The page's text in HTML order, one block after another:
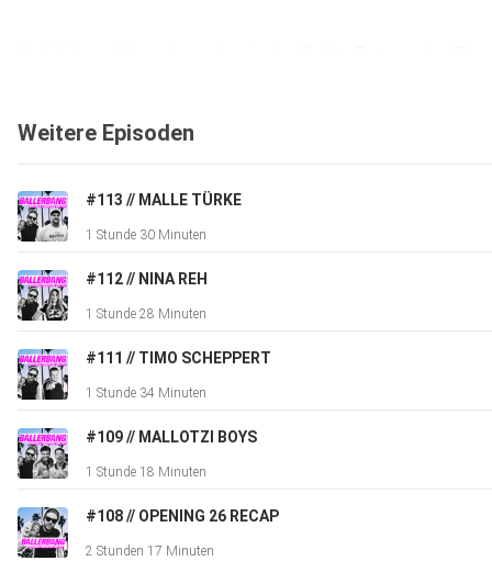
Außerdem reden wir über das Feature mit Frenzy, den ersten
Bierkönig-Auftritt, Nervosität vor der Bühne und wie surreal es
war, plötzlich mitten im Malle-Hype zu landen.
warum Persönlichkeit heute fast wichtiger ist als die Musik
selbst.
Jetzt reinhören!
Weitere Episoden
#113 // MALLE TÜRKE
1 Stunde 30 Minuten
#112 // NINA REH
1 Stunde 28 Minuten
#111 // TIMO SCHEPPERT
1 Stunde 34 Minuten
#109 // MALLOTZI BOYS
1 Stunde 18 Minuten
#108 // OPENING 26 RECAP
2 Stunden 17 Minuten